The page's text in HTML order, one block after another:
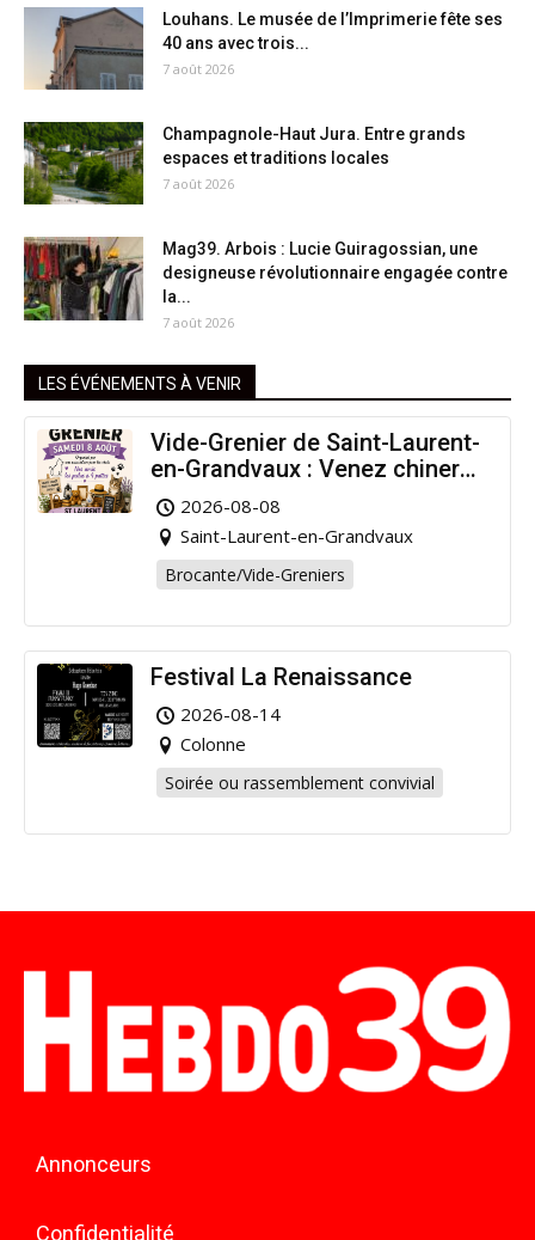
Louhans. Le musée de l’Imprimerie fête ses
40 ans avec trois...
7 août 2026
Champagnole-Haut Jura. Entre grands
espaces et traditions locales
7 août 2026
Mag39. Arbois : Lucie Guiragossian, une
designeuse révolutionnaire engagée contre
la...
7 août 2026
LES ÉVÉNEMENTS À VENIR
Vide-Grenier de Saint-Laurent-
en-Grandvaux : Venez chiner
pour la bonne cause !
2026-08-08
Saint-Laurent-en-Grandvaux
Brocante/Vide-Greniers
Festival La Renaissance
2026-08-14
Colonne
Soirée ou rassemblement convivial